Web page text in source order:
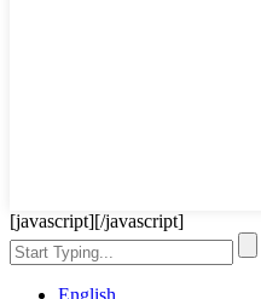
[javascript][/javascript]
English